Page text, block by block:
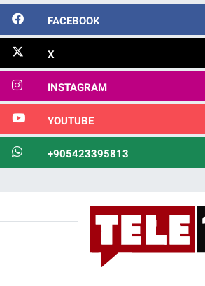
FACEBOOK
X
INSTAGRAM
YOUTUBE
+905423395813